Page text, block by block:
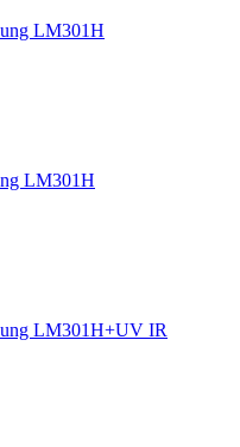
LM301H
LM301H
LM301H+UV IR